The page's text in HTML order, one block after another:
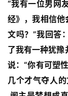
“我有一位男网
经》，我相信他
文吗？”我回答
了我有一种犹
说：“你有可塑
几个才气夺人